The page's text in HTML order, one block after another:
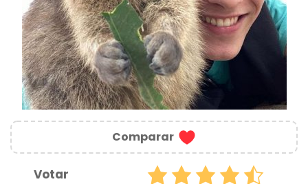
Comparar
Votar